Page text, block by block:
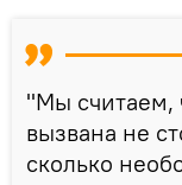
"Мы считаем,
вызвана не
сколько